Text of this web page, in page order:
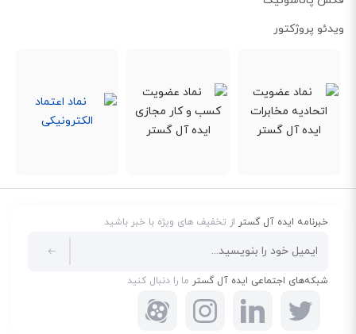
امکان برقراری کنفرانس‌های 4 طرفه
خود، صحبت کنید. این ویژگی و قابلیت را در کمتر مدلی از تلفن‌های بی سیم،
می‌توانید مشاهده کنید.
فناوری DECT 6.0 PLUS
تداخل آن با سایر دستگاه‌های وایرلس از قبیل مودم‌های وای فای، مایکروویو و ...
هم جلوگیری کند. دقیقا به دلیل DECT 6.0 Plus است که در زمان مکالمه با تلفن
ویدئو پروژکتور
خبرنامه ایده آل گستراز تخفیف های ویژه با خبر باشید
شبکه‌های اجتماعی ایده آل گسترما را دنبال کنید